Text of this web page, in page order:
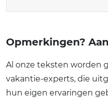
Opmerkingen?
Al onze teksten worden
vakantie-experts, die
hun eigen ervaringen